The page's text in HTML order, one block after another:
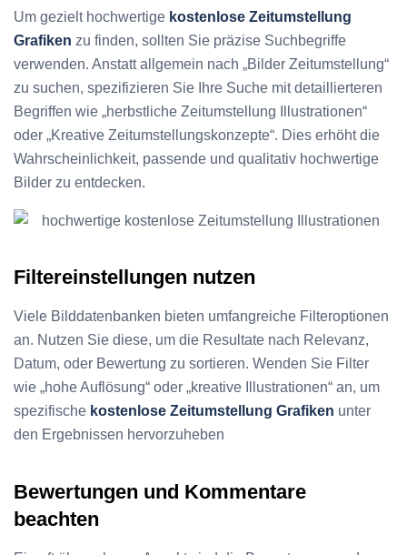
Um gezielt hochwertige kostenlose Zeitumstellung
Grafiken zu finden, sollten Sie präzise Suchbegriffe
verwenden. Anstatt allgemein nach „Bilder Zeitumstellung“
zu suchen, spezifizieren Sie Ihre Suche mit detaillierteren
Begriffen wie „herbstliche Zeitumstellung Illustrationen“
oder „Kreative Zeitumstellungskonzepte“. Dies erhöht die
Wahrscheinlichkeit, passende und qualitativ hochwertige
Bilder zu entdecken.
Filtereinstellungen nutzen
Viele Bilddatenbanken bieten umfangreiche Filteroptionen
an. Nutzen Sie diese, um die Resultate nach Relevanz,
Datum, oder Bewertung zu sortieren. Wenden Sie Filter
wie „hohe Auflösung“ oder „kreative Illustrationen“ an, um
spezifische kostenlose Zeitumstellung Grafiken unter
den Ergebnissen hervorzuheben
Bewertungen und Kommentare
beachten